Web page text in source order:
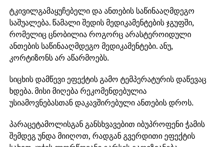
ტკივილგამაყუჩებელი და ანთების საწინააღმდეგო
საშუალება. წამალი შედის მედიკამენტების ჯგუფში,
რომელიც ცნობილია როგორც არასტეროიდული
ანთების საწინააღმდეგო მედიკამენტები. ანუ,
კორტიზონს არ აწარმოებს.
სიცხის დამწევი ეფექტის გამო ტემპერატურის დაწევაც
ხდება. მისი მიღება რეკომენდებულია
უსიამოვნებასთან დაკავშირებული ანთების დროს.
პარაცეტამოლისგან განსხვავებით იბუპროფენი ჭამის
შემდეგ უნდა მიიღოთ, რადგან გვერდითი ეფექტის